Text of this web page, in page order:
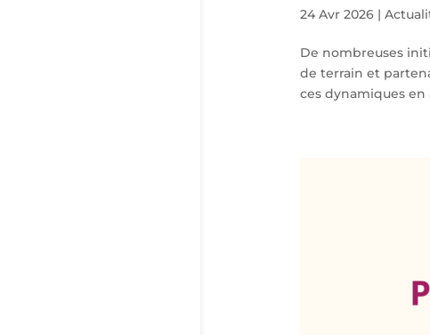
24 Avr 2026|
De nombreuses
de terrain et
ces dynamiques